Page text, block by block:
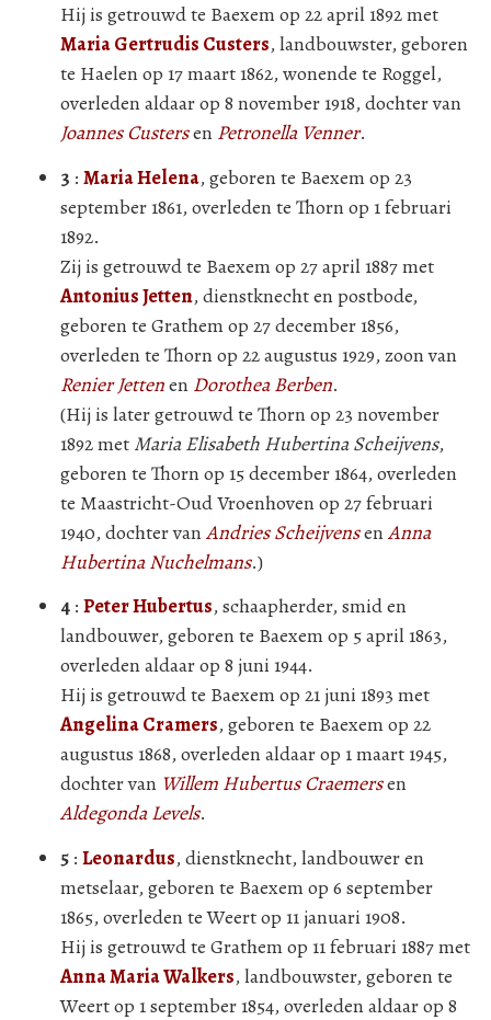
Hij is getrouwd te Baexem op 22 april 1892 met
Maria Gertrudis Custers, landbouwster, geboren
te Haelen op 17 maart 1862, wonende te Roggel,
overleden aldaar op 8 november 1918, dochter van
Joannes Custersen Petronella Venner.
3 : Maria Helena, geboren te Baexem op 23
september 1861, overleden te Thorn op 1 februari
1892.
Zij is getrouwd te Baexem op 27 april 1887 met
Antonius Jetten, dienstknecht en postbode,
geboren te Grathem op 27 december 1856,
overleden te Thorn op 22 augustus 1929, zoon van
Renier Jettenen Dorothea Berben.
(Hij is later getrouwd te Thorn op 23 november
1892 met Maria Elisabeth Hubertina Scheijvens,
geboren te Thorn op 15 december 1864, overleden
te Maastricht-Oud Vroenhoven op 27 februari
1940, dochter vanAndries ScheijvensenAnna
Hubertina Nuchelmans.)
4 : Peter Hubertus, schaapherder, smid en
landbouwer, geboren te Baexem op 5 april 1863,
overleden aldaar op 8 juni 1944.
Hij is getrouwd te Baexem op 21 juni 1893 met
Angelina Cramers, geboren te Baexem op 22
augustus 1868, overleden aldaar op 1 maart 1945,
dochter van Willem Hubertus Craemersen
Aldegonda Levels.
5 : Leonardus, dienstknecht, landbouwer en
metselaar, geboren te Baexem op 6 september
1865, overleden te Weert op 11 januari 1908.
Hij is getrouwd te Grathem op 11 februari 1887 met
Anna Maria Walkers, landbouwster, geboren te
Weert op 1 september 1854, overleden aldaar op 8